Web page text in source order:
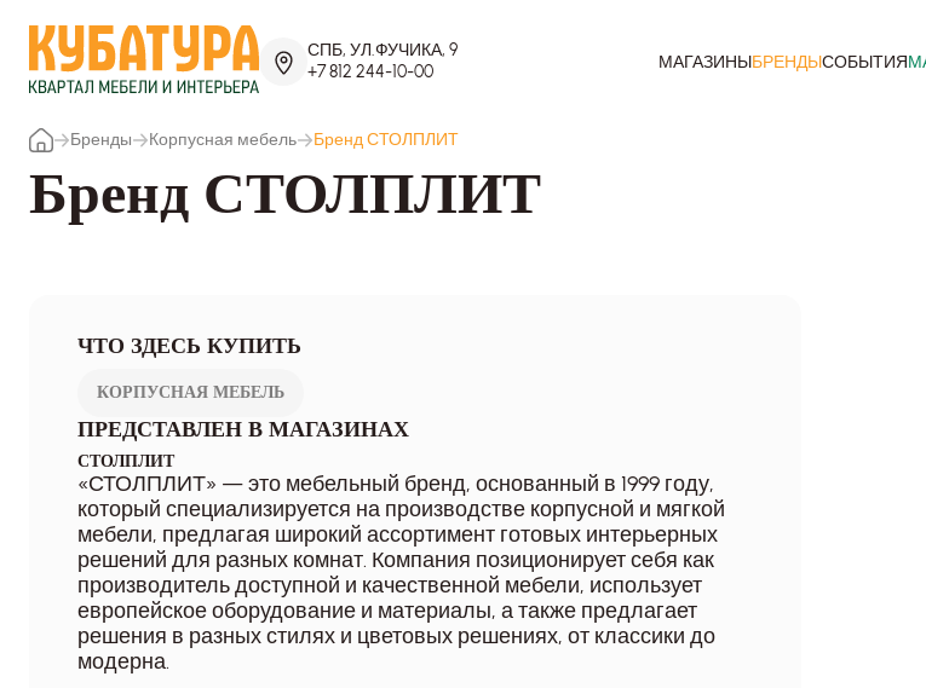
СПБ, УЛ.ФУЧИКА, 9
+7 812 244-10-00
МАГАЗИНЫБРЕНДЫСОБЫТИЯ
Бренды Корпусная мебель Бренд СТОЛПЛИТ
Бренд СТОЛПЛИТ
ЧТО ЗДЕСЬ КУПИТЬ
КОРПУСНАЯ МЕБЕЛЬ
ПРЕДСТАВЛЕН В МАГАЗИНАХ
СТОЛПЛИТ
«СТОЛПЛИТ» — это мебельный бренд, основанный в 1999 году,
который специализируется на производстве корпусной и мягкой
мебели, предлагая широкий ассортимент готовых интерьерных
решений для разных комнат. Компания позиционирует себя как
производитель доступной и качественной мебели, использует
европейское оборудование и материалы, а также предлагает
решения в разных стилях и цветовых решениях, от классики до
модерна.